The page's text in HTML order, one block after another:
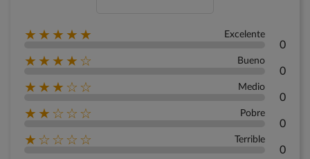
★★★★★ Excelente
0
★★★★☆ Bueno
0
★★★☆☆ Medio
0
★★☆☆☆ Pobre
0
★☆☆☆☆ Terrible
0